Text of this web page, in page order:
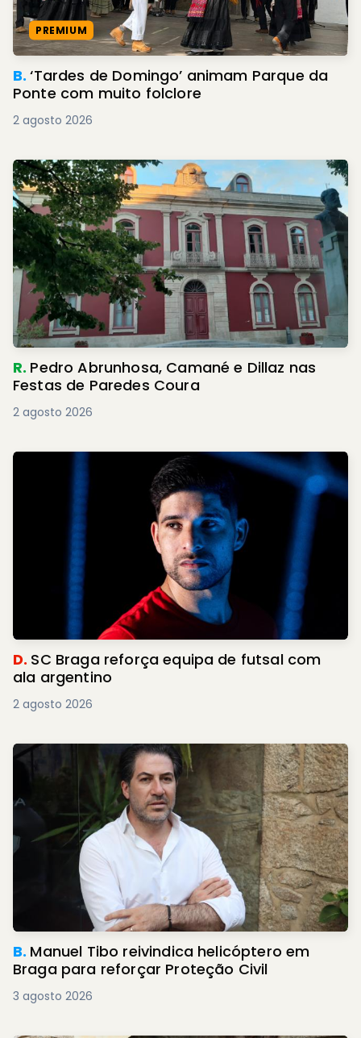
PREMIUM
B.‘Tardes de Domingo’ animam Parque da
Ponte com muito folclore
2 agosto 2026
R. Pedro Abrunhosa, Camané e Dillaz nas
Festas de Paredes Coura
2 agosto 2026
D. SC Braga reforça equipa de futsal com
ala argentino
2 agosto 2026
B. Manuel Tibo reivindica helicóptero em
Braga para reforçar Proteção Civil
3 agosto 2026